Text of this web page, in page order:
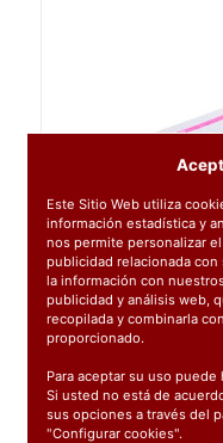
Este Sitio Web utiliza
información estadística y
nos permite personalizar
publicidad relacionada
la información con
publicidad y análisis web,
recopilada y combinarla
proporcionado.
Para aceptar su uso
Si usted no está de
sus opciones a través del
"Configurar cookies".